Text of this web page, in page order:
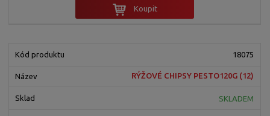
Koupit
18075
RÝŽOVÉ CHIPSY PESTO120G (12)
SKLADEM